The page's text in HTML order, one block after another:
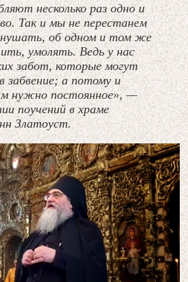
несколько раз одно и
Так и мы не перестанем
об одном и том же
умолять. Ведь у нас
забот, которые могут
забвение; а потому и
нужно постоянное», —
поучений в храме
Златоуст.